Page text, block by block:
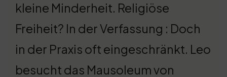
kleine Minderheit. Religiöse
Freiheit? In der Verfassung : Doch
in der Praxis oft eingeschränkt. Leo
besucht das Mausoleum von